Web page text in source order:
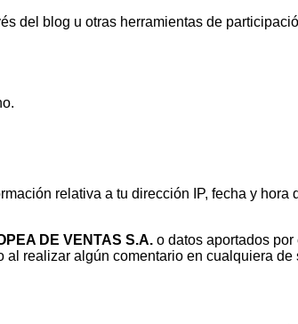
del blog u otras herramientas de
relativa a tu dirección IP, fecha y hora
DE VENTAS S.A. o datos aportados
realizar algún comentario en cualquiera de